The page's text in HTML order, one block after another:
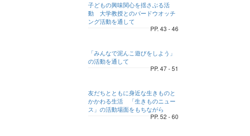
子どもの興味関心を揺さぶる活
動 大学教授とのバードウオッチ
ング活動を通して
PP. 43 - 46
「みんなで泥んこ遊びをしよう」
の活動を通して
PP. 47 - 51
友だちとともに身近な生きものと
かかわる生活 「生きものニュー
ス」の活動場面をもちながら
PP. 52 - 60